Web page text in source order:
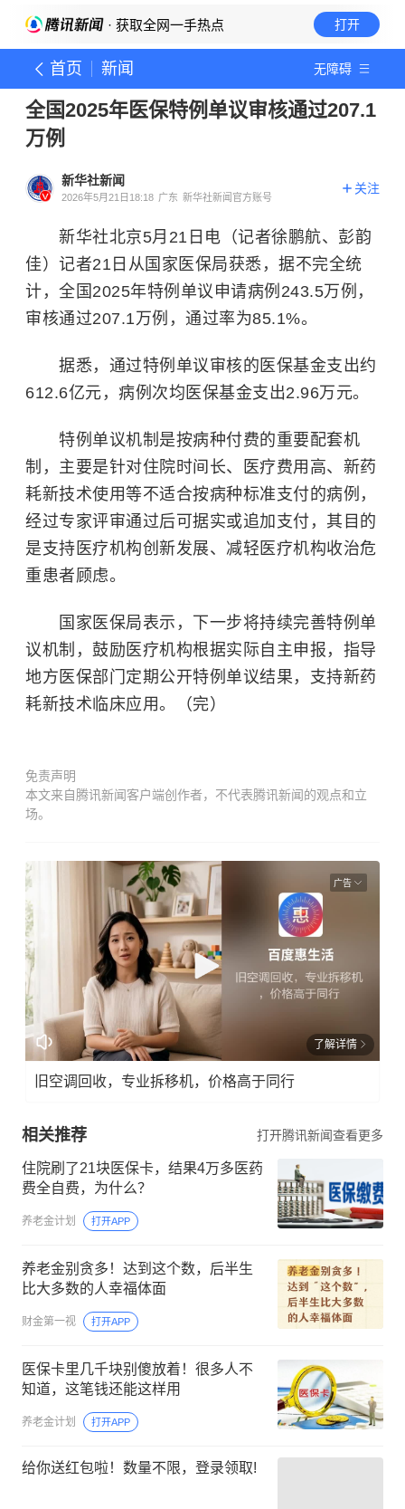
· 获取全网一手热点 打开
首页 新闻 无障碍
全国2025年医保特例单议审核通过207.1
万例
新华社新闻
2026年5月21日18:18 广东 新华社新闻官方账号
关注
新华社北京5月21日电（记者徐鹏航、彭韵
佳）记者21日从国家医保局获悉，据不完全统
计，全国2025年特例单议申请病例243.5万例，
审核通过207.1万例，通过率为85.1%。
据悉，通过特例单议审核的医保基金支出约
612.6亿元，病例次均医保基金支出2.96万元。
特例单议机制是按病种付费的重要配套机
制，主要是针对住院时间长、医疗费用高、新药
耗新技术使用等不适合按病种标准支付的病例，
经过专家评审通过后可据实或追加支付，其目的
是支持医疗机构创新发展、减轻医疗机构收治危
重患者顾虑。
国家医保局表示，下一步将持续完善特例单
议机制，鼓励医疗机构根据实际自主申报，指导
地方医保部门定期公开特例单议结果，支持新药
耗新技术临床应用。（完）
免责声明
本文来自腾讯新闻客户端创作者，不代表腾讯新闻的观点和立
场。
广告
了解详情
旧空调回收，专业拆移机，价格高于同行
相关推荐 打开腾讯新闻查看更多
住院刷了21块医保卡，结果4万多医药
费全自费，为什么？
养老金计划 打开APP
养老金别贪多！达到这个数，后半生
比大多数的人幸福体面
财金第一视 打开APP
医保卡里几千块别傻放着！很多人不
知道，这笔钱还能这样用
养老金计划 打开APP
给你送红包啦！数量不限，登录领取!